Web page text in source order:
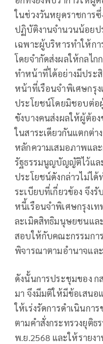
ในช่วงวันหยุดราชการซึ่
ปฏิบัติงานจำนวนน้อย
เฉพาะผู้บริหารทำให้ก
โดยจำกัดส่งผลให้กลไก
ทำหน้าที่ได้อย่างมีประ
หน้าที่เรือนจำพิเศษกรุ
ประโยชน์โดยมิชอบต่อ
ขังบางคนส่งผลให้ผู้ต้อ
ในสาระเดียวกันแตกต่
หลักความเสมอภาพแล
รัฐธรรมนูญบัญญัติไว้แล
ประโยชน์ดังกล่าวไม่ไ
ระเบียบที่เกี่ยวข้อง จึงรั
หนี้เรือนจำพิเศษกรุงเ
ละเมิดสิทธิมนุษยชนแล
สอบให้กับคณะกรรมกา
พิจารณาตามอำนาจแล
ดังนั้นการประชุมของ
มา จึงมีมติให้มีข้อเสนอ
ให้เร่งรัดการดำเนินกา
ตามคำสั่งกระทรวงยุติ
พ.ย.2568 และให้รายง